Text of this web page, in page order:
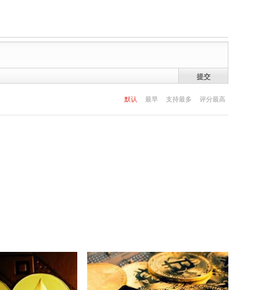
提交
默认 最早 支持最多 评分最高